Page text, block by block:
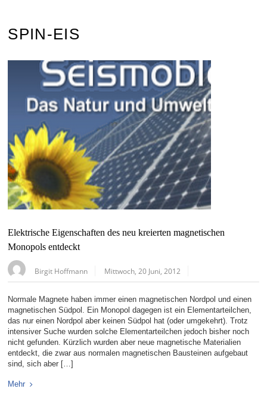
SPIN-EIS
Elektrische Eigenschaften des neu kreierten magnetischen
Monopols entdeckt
Birgit Hoffmann Mittwoch, 20 Juni, 2012
Normale Magnete haben immer einen magnetischen Nordpol und einen
magnetischen Südpol. Ein Monopol dagegen ist ein Elementarteilchen,
das nur einen Nordpol aber keinen Südpol hat (oder umgekehrt). Trotz
intensiver Suche wurden solche Elementarteilchen jedoch bisher noch
nicht gefunden. Kürzlich wurden aber neue magnetische Materialien
entdeckt, die zwar aus normalen magnetischen Bausteinen aufgebaut
sind, sich aber […]
Mehr